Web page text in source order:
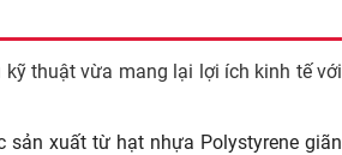
thuật vừa mang lại lợi ích kinh tế với
sản xuất từ hạt nhựa Polystyrene giãn